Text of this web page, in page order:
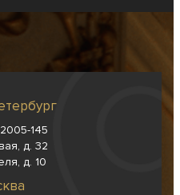
145
д. 32
д. 10